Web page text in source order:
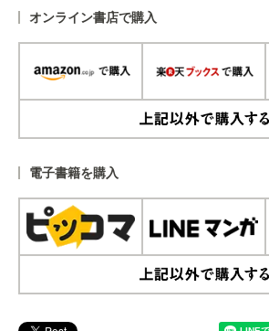
オンライン書店で購入
電子書籍を購入